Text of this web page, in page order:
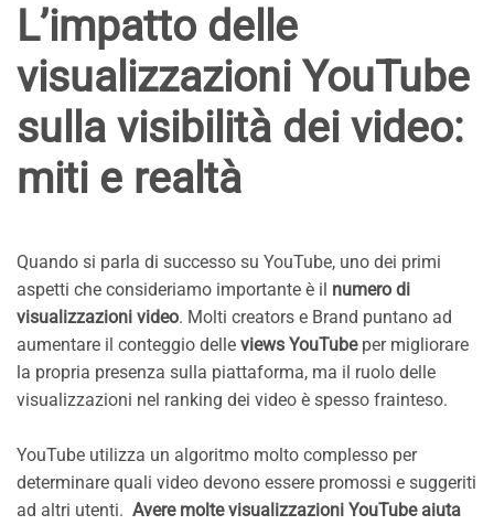
L’impatto delle
visualizzazioni YouTube
sulla visibilità dei video:
miti e realtà
Quando si parla di successo su YouTube, uno dei primi
aspetti che consideriamo importante è il numero di
visualizzazioni video. Molti creators e Brand puntano ad
aumentare il conteggio delle views YouTube per migliorare
la propria presenza sulla piattaforma, ma il ruolo delle
visualizzazioni nel ranking dei video è spesso frainteso.
YouTube utilizza un algoritmo molto complesso per
determinare quali video devono essere promossi e suggeriti
ad altri utenti. Avere molte visualizzazioni YouTube aiuta